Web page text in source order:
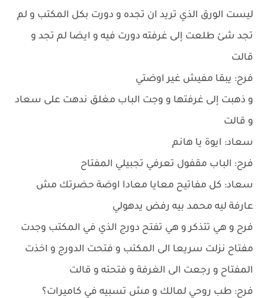
ليست الورق الذي تريد ان تجده و دورت بكل المكتب و لم
تجد شئ طلعت إلى غرفته دورت فيه و ايضا لم تجد و
قالت
فرح: يبقا مفيش غير اوضتي
و ذهبت إلى غرفتها و وجت الباب مغلق ندهت على سعاد
و قالت
سعاد: ايوة يا هانم
فرح: الباب مقفول تعرفي تجبيلي المفتاح
سعاد: كل مفاتيح معايا معادا اوضة حضرتك مش
عارفة ليه محمد بيه رفض يدهولي
فرح و هي تتذكر و هي تفتح دورج الذي في المكتب وجدت
مفتاح نزلت سريعا الى المكتب و فتحت الدورج و اخذت
المفتاح و رجعت الى الغرفة و فتحته و قالت
فرح: طب روحي لمالك و مش تسبيه في كاميرات؟